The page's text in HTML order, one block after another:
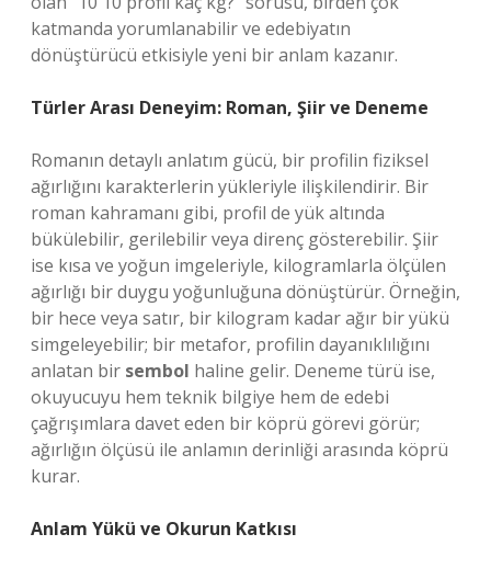
katmanda yorumlanabilir ve edebiyatın
dönüştürücü etkisiyle yeni bir anlam kazanır.
Türler Arası Deneyim: Roman, Şiir ve Deneme
Romanın detaylı anlatım gücü, bir profilin fiziksel
ağırlığını karakterlerin yükleriyle ilişkilendirir. Bir
roman kahramanı gibi, profil de yük altında
bükülebilir, gerilebilir veya direnç gösterebilir. Şiir
ise kısa ve yoğun imgeleriyle, kilogramlarla ölçülen
ağırlığı bir duygu yoğunluğuna dönüştürür. Örneğin,
bir hece veya satır, bir kilogram kadar ağır bir yükü
simgeleyebilir; bir metafor, profilin dayanıklılığını
anlatan bir sembol haline gelir. Deneme türü ise,
okuyucuyu hem teknik bilgiye hem de edebi
çağrışımlara davet eden bir köprü görevi görür;
ağırlığın ölçüsü ile anlamın derinliği arasında köprü
kurar.
Anlam Yükü ve Okurun Katkısı